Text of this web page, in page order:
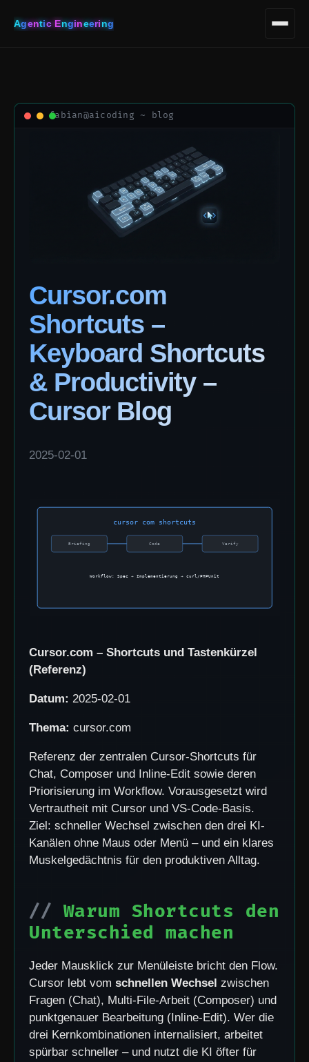
Agentic Engineering
Cursor.com
Shortcuts –
Keyboard Shortcuts
& Productivity –
Cursor Blog
2025-02-01
Cursor.com – Shortcuts und Tastenkürzel
(Referenz)
Datum: 2025-02-01
Thema: cursor.com
Referenz der zentralen Cursor-Shortcuts für
Chat, Composer und Inline-Edit sowie deren
Priorisierung im Workflow. Vorausgesetzt wird
Vertrautheit mit Cursor und VS-Code-Basis.
Ziel: schneller Wechsel zwischen den drei KI-
Kanälen ohne Maus oder Menü – und ein klares
Muskelgedächtnis für den produktiven Alltag.
Warum Shortcuts den
Unterschied machen
Jeder Mausklick zur Menüleiste bricht den Flow.
Cursor lebt vomschnellen Wechsel zwischen
Fragen (Chat), Multi-File-Arbeit (Composer) und
punktgenauer Bearbeitung (Inline-Edit). Wer die
drei Kernkombinationen internalisiert, arbeitet
spürbar schneller – und nutzt die KI öfter für